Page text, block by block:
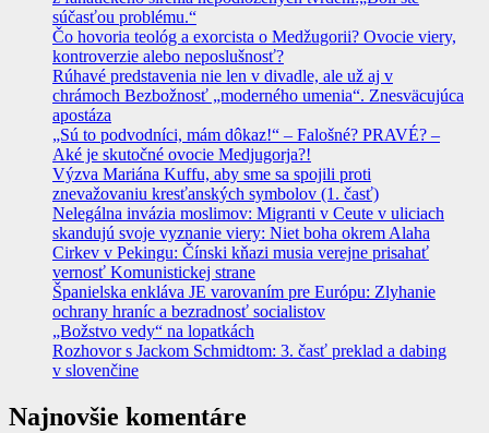
súčasťou problému.“
Čo hovoria teológ a exorcista o Medžugorii? Ovocie viery,
kontroverzie alebo neposlušnosť?
Rúhavé predstavenia nie len v divadle, ale už aj v
chrámoch Bezbožnosť „moderného umenia“. Znesväcujúca
apostáza
„Sú to podvodníci, mám dôkaz!“ – Falošné? PRAVÉ? –
Aké je skutočné ovocie Medjugorja?!
Výzva Mariána Kuffu, aby sme sa spojili proti
znevažovaniu kresťanských symbolov (1. časť)
Nelegálna invázia moslimov: Migranti v Ceute v uliciach
skandujú svoje vyznanie viery: Niet boha okrem Alaha
Cirkev v Pekingu: Čínski kňazi musia verejne prisahať
vernosť Komunistickej strane
Španielska enkláva JE varovaním pre Európu: Zlyhanie
ochrany hraníc a bezradnosť socialistov
„Božstvo vedy“ na lopatkách
Rozhovor s Jackom Schmidtom: 3. časť preklad a dabing
v slovenčine
Najnovšie komentáre